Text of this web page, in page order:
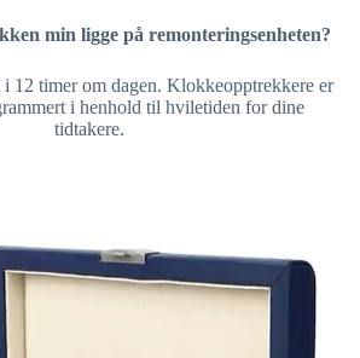
min ligge på remonteringsenheten?
12 timer om dagen. Klokkeopptrekkere er
i henhold til hviletiden for dine
tidtakere.